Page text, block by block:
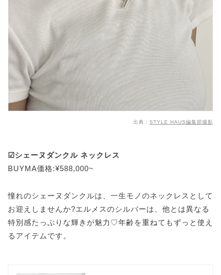
出典： STYLE HAUS編集部撮影
☑シェーヌダンクル ネックレス
BUYMA価格:¥588,000~
憧れのシェーヌダンクルは、一生モノのネックレスとして
お迎えしませんか?エルメスのシルバーは、他とは異なる
特別感たっぷりな輝きが魅力♡年齢を重ねてもずっと使え
るアイテムです。